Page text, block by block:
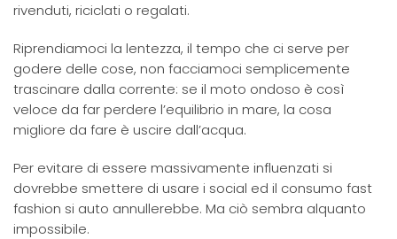
rivenduti, riciclati o regalati.
Riprendiamoci la lentezza, il tempo che ci serve per
godere delle cose, non facciamoci semplicemente
trascinare dalla corrente: se il moto ondoso è così
veloce da far perdere l’equilibrio in mare, la cosa
migliore da fare è uscire dall’acqua.
Per evitare di essere massivamente influenzati si
dovrebbe smettere di usare i social ed il consumo fast
fashion si auto annullerebbe. Ma ciò sembra alquanto
impossibile.